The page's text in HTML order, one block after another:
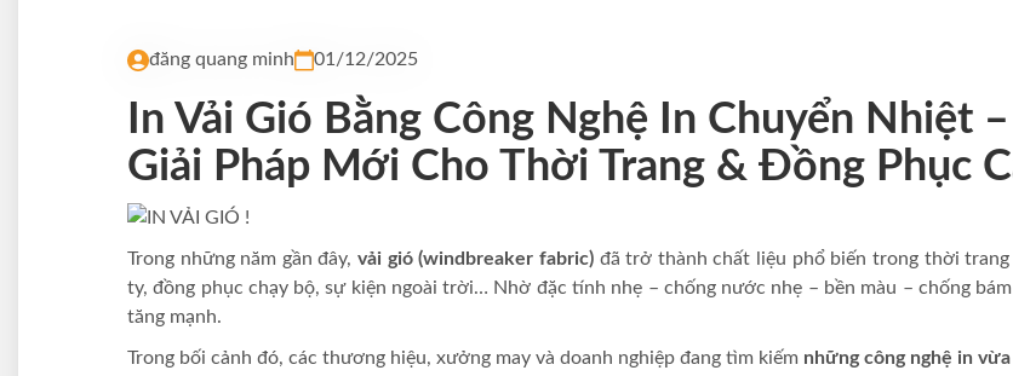
đăng quang minh 01/12/2025
In Vải Gió Bằng Công Nghệ In Chuyển Nhiệt
Giải Pháp Mới Cho Thời Trang & Đồng Phục
Trong những năm gần đây,vải gió (windbreaker fabric)đã trở thành chất liệu phổ biến trong thời trang
ty, đồng phục chạy bộ, sự kiện ngoài trời… Nhờ đặc tính nhẹ – chống nước nhẹ – bền màu – chống
tăng mạnh.
Trong bối cảnh đó, các thương hiệu, xưởng may và doanh nghiệp đang tìm kiếm những công nghệ in